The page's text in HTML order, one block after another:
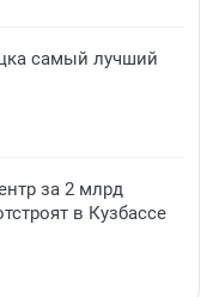
самый лучший
за 2 млрд
в Кузбассе